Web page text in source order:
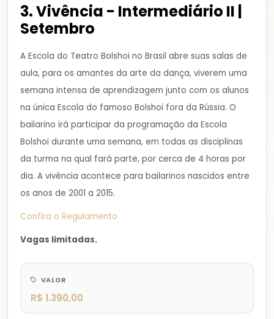
3. Vivência - Intermediário II |
Setembro
A Escola do Teatro Bolshoi no Brasil abre suas salas de
aula, para os amantes da arte da dança, viverem uma
semana intensa de aprendizagem junto com os alunos
na única Escola do famoso Bolshoi fora da Rússia. O
bailarino irá participar da programação da Escola
Bolshoi durante uma semana, em todas as disciplinas
da turma na qual fará parte, por cerca de 4 horas por
dia. A vivência acontece para bailarinos nascidos entre
os anos de 2001 a 2015.
Confira o Regulamento
Vagas limitadas.
VALOR
R$ 1.390,00